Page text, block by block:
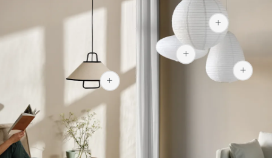
169 kr
1 950 kr